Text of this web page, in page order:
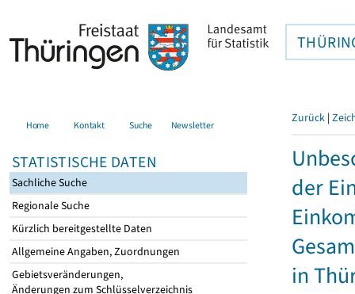
Home Kontakt Suche Newsletter
STATISTISCHE DATEN
Sachliche Suche
Regionale Suche
Kürzlich bereitgestellte Daten
Allgemeine Angaben, Zuordnungen
Gebietsveränderungen,
Änderungen zum Schlüsselverzeichnis
Zurück |
der
in